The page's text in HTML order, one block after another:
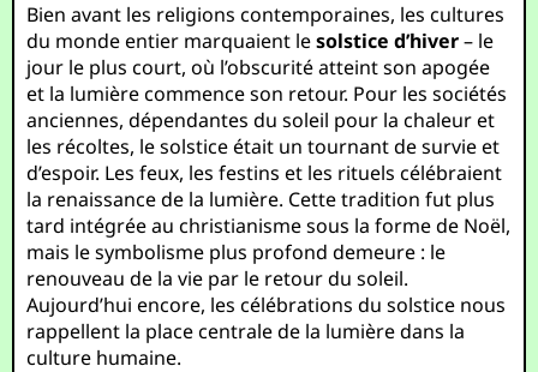
Bien avant les religions contemporaines, les cultures
du monde entier marquaient lesolstice d’hiver– le
jour le plus court, où l’obscurité atteint son apogée
et la lumière commence son retour. Pour les sociétés
anciennes, dépendantes du soleil pour la chaleur et
les récoltes, le solstice était un tournant de survie et
d’espoir. Les feux, les festins et les rituels célébraient
la renaissance de la lumière. Cette tradition fut plus
tard intégrée au christianisme sous la forme de Noël,
mais le symbolisme plus profond demeure : le
renouveau de la vie par le retour du soleil.
Aujourd’hui encore, les célébrations du solstice nous
rappellent la place centrale de la lumière dans la
culture humaine.